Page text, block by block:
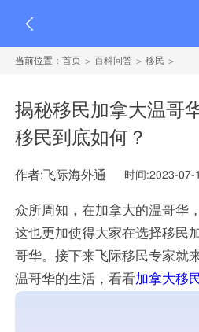
当前位置：首页 百科问答 移民
揭秘移民加拿大温哥
移民到底如何？
作者:飞际海外通 时间:2023-07-
众所周知，在加拿大的温哥华
这也更加使得大家在选择移民
哥华。接下来飞际移民专家就
温哥华的生活，看看加拿大移